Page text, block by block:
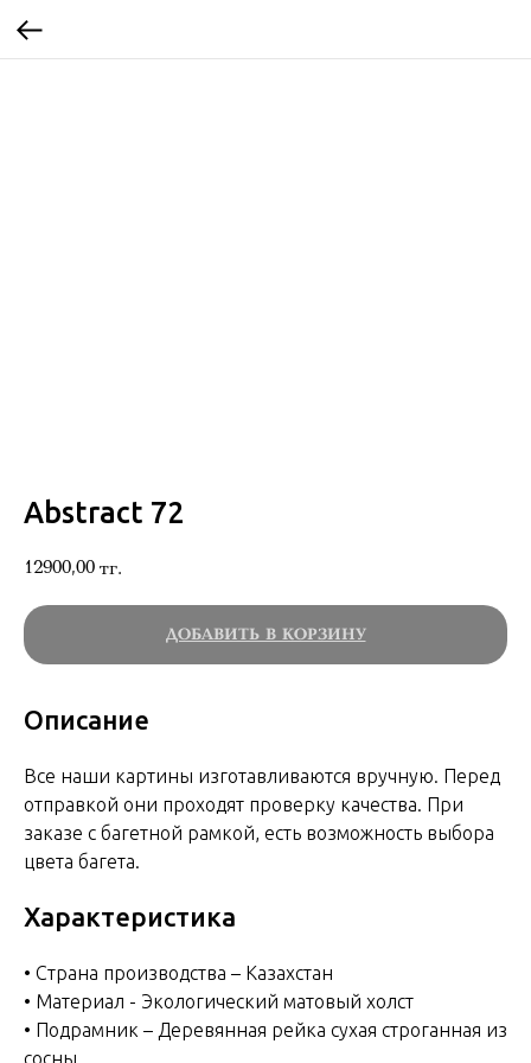
Abstract 72
12900,00 тг.
ДОБАВИТЬ В КОРЗИНУ
Описание
Все наши картины изготавливаются вручную. Перед
отправкой они проходят проверку качества. При
заказе с багетной рамкой, есть возможность выбора
цвета багета.
Характеристика
• Страна производства – Казахстан
• Материал - Экологический матовый холст
• Подрамник – Деревянная рейка сухая строганная из
сосны